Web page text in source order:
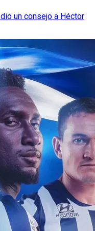
un consejo a Héctor